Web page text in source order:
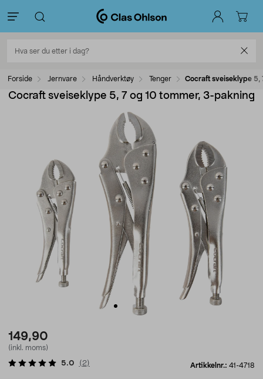
Forside Jernvare Håndverktøy Tenger Cocraft sveiseklype 5,
Cocraft sveiseklype 5, 7 og 10 tommer, 3-pakning
149,90
(inkl. moms)
Artikkelnr.: 41-4718
5.0 ( 2)